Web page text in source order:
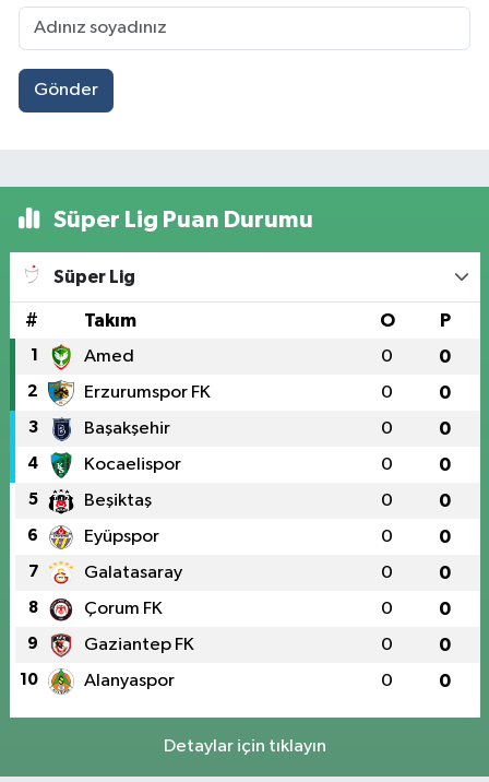
Gönder
Süper Lig Puan Durumu
Süper Lig
# Takım O P
1 Amed 0 0
2 Erzurumspor FK 0 0
3 Başakşehir 0 0
4 Kocaelispor 0 0
5 Beşiktaş 0 0
6 Eyüpspor 0 0
7 Galatasaray 0 0
8 Çorum FK 0 0
9 Gaziantep FK 0 0
10 Alanyaspor 0 0
Detaylar için tıklayın